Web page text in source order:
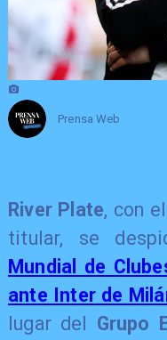
Prensa Web
River Plate, con
titular, se
Mundial de
ante Inter de
lugar del Grupo